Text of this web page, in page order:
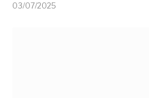
03/07/2025